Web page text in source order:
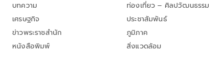
บทความ
เศรษฐกิจ
ข่าวพระราชสำนัก
หนังสือพิมพ์
ท่องเที่ยว – ศิลปวัฒนธรรม
ประชาสัมพันธ์
ภูมิภาค
สิ่งแวดล้อม